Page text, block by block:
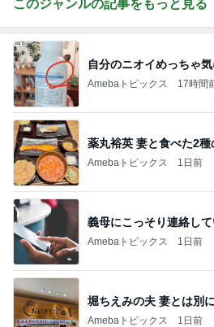
このジャンルの記事をもっと見る
自分のニオイめっちゃ気
Amebaトピックス 17時間
薬丸裕英 妻と食べた2種
Amebaトピックス 1日前
義母にこっそり連絡し
Amebaトピックス 1日前
堀ちえみの夫 妻とは別
Amebaトピックス 1日前